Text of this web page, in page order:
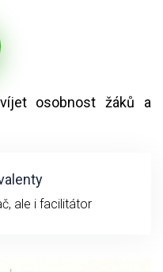
osobnost žáků a
ale i facilitátor